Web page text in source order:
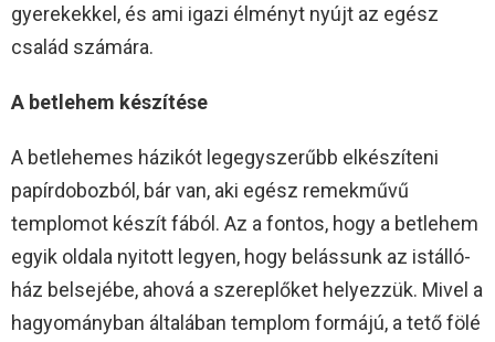
gyerekekkel, és ami igazi élményt nyújt az egész
család számára.
A betlehem készítése
A betlehemes házikót legegyszerűbb elkészíteni
papírdobozból, bár van, aki egész remekművű
templomot készít fából. Az a fontos, hogy a betlehem
egyik oldala nyitott legyen, hogy belássunk az istálló-
ház belsejébe, ahová a szereplőket helyezzük. Mivel a
hagyományban általában templom formájú, a tető fölé